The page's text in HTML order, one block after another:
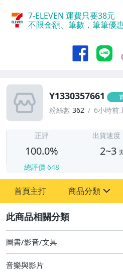
7-ELEVEN 運費只要38元
不限金額、筆數，筆筆優
Y1330357661
粉絲數 362 6小時前
正評
100.0%
總評價 648
出貨速度
2~3
首頁主打 商品分類
圖書/影音/文具
圖書/影音/文具
音樂與影片